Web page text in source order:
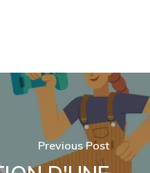
Previous Post